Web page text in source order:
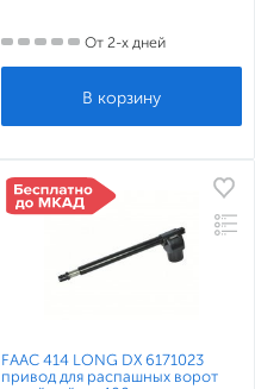
От 2-х дней
FAAC 414 LONG DX 6171023
привод для распашных ворот